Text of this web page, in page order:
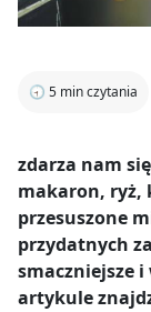
🕣 5 min czytania
zdarza nam
makaron, ryż,
przesuszone
przydatnych
smaczniejsze i
artykule